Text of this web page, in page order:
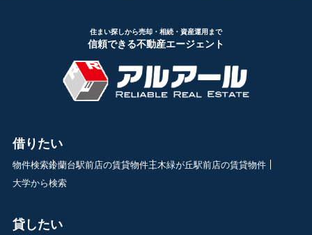
住まい探しから売却・相続・資産運用まで
信頼できる不動産エージェント
借りたい
物件検索鈴蘭台駅前店の賃貸物件三木緑が丘駅前店の賃貸物件
大学から検索
貸したい